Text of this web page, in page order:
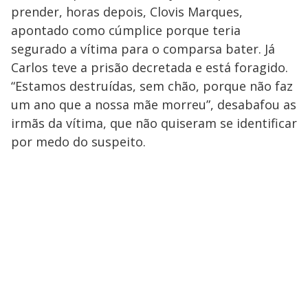
prender, horas depois, Clovis Marques,
apontado como cúmplice porque teria
segurado a vítima para o comparsa bater. Já
Carlos teve a prisão decretada e está foragido.
“Estamos destruídas, sem chão, porque não faz
um ano que a nossa mãe morreu”, desabafou as
irmãs da vítima, que não quiseram se identificar
por medo do suspeito.